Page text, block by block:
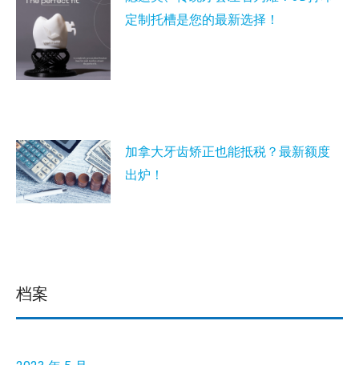
定制托槽是您的最新选择！
加拿大牙齿矫正也能抵税？最新额度
出炉！
档案